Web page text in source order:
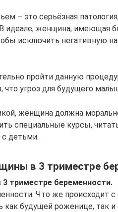
– это серьёзная
В идеале, женщина, имеющая
исключить негативную
пройти данную
что угроз для будущего
женщина должна
специальные курсы,
с детьми.
в 3 триместре
триместре беременности.
Что же происходит
будущей роженице, так и